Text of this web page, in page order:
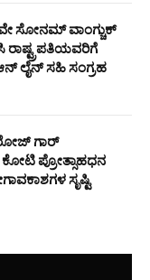
ಸೋನಮ್ ವಾಂಗ್ಚುಕ್
ರಾಷ್ಟ್ರಪತಿಯವರಿಗೆ
ಲೈನ್ ಸಹಿ ಸಂಗ್ರಹ
ಗಾರ್
ಪ್ರೋತ್ಸಾಹಧನ
ಸೃಷ್ಟಿ